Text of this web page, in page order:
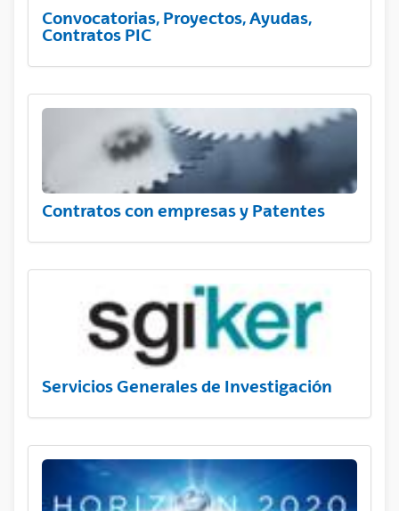
Convocatorias, Proyectos, Ayudas,
Contratos PIC
Contratos con empresas y Patentes
Servicios Generales de Investigación